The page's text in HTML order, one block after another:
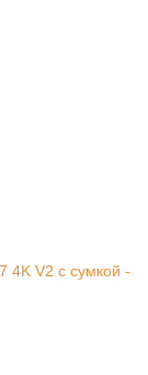
4K V2 с сумкой -